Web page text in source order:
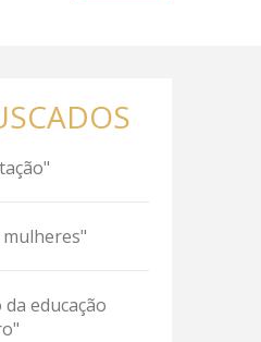
educação